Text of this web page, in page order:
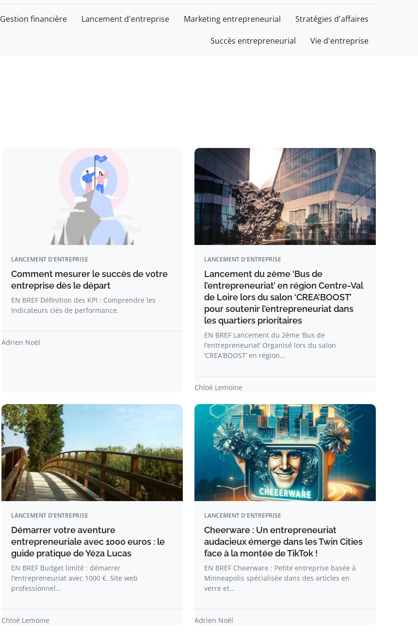
Gestion financière Lancement d'entreprise Marketing entrepreneurial Stratégies d'affaires
Succès entrepreneurial Vie d'entreprise
LANCEMENT D'ENTREPRISE
Comment mesurer le succès de votre
entreprise dès le départ
EN BREF Définition des KPI : Comprendre les
Indicateurs clés de performance.
Adrien Noël
LANCEMENT D'ENTREPRISE
Lancement du 2ème ‘Bus de
l’entrepreneuriat’ en région Centre-Val
de Loire lors du salon ‘CREA’BOOST’
pour soutenir l’entrepreneuriat dans
les quartiers prioritaires
EN BREF Lancement du 2ème ‘Bus de
l’entrepreneuriat’ Organisé lors du salon
‘CREA’BOOST’ en région…
Chloé Lemoine
LANCEMENT D'ENTREPRISE
Démarrer votre aventure
entrepreneuriale avec 1000 euros : le
guide pratique de Yéza Lucas
EN BREF Budget limité : démarrer
l’entrepreneuriat avec 1000 €. Site web
professionnel…
Chloé Lemoine
LANCEMENT D'ENTREPRISE
Cheerware : Un entrepreneuriat
audacieux émerge dans les Twin Cities
face à la montée de TikTok !
EN BREF Cheerware : Petite entreprise basée à
Minneapolis spécialisée dans des articles en
verre et…
Adrien Noël